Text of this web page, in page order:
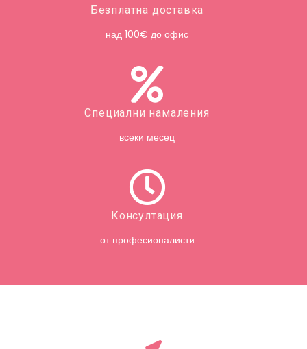
Безплатна доставка
над 100€ до офис
Специални намаления
всеки месец
Консултация
от професионалисти